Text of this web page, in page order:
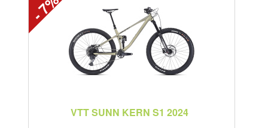
- 7%
VTT SUNN KERN S1 2024